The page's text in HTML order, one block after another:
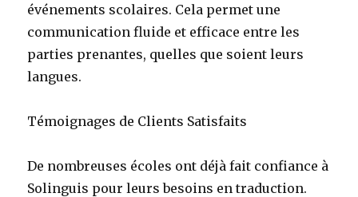
événements scolaires. Cela permet une
communication fluide et efficace entre les
parties prenantes, quelles que soient leurs
langues.
Témoignages de Clients Satisfaits
De nombreuses écoles ont déjà fait confiance à
Solinguis pour leurs besoins en traduction.